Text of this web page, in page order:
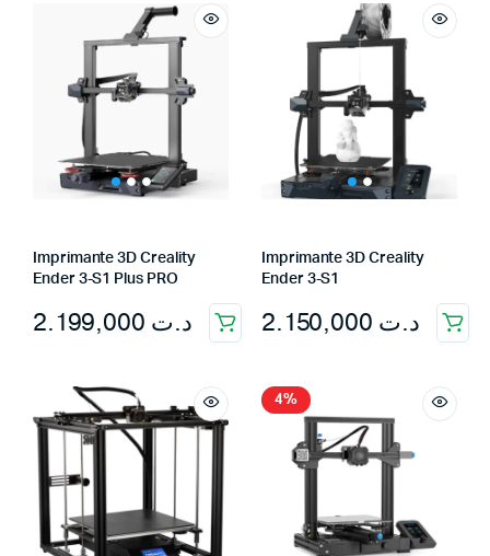
Imprimante 3D Creality
Ender 3-S1 Plus PRO
د.ت
Imprimante 3D Creality
Ender 3-S1
د.ت
4%